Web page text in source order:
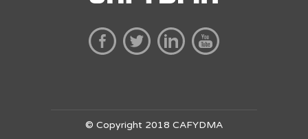
© Copyright 2018 CAFYDMA